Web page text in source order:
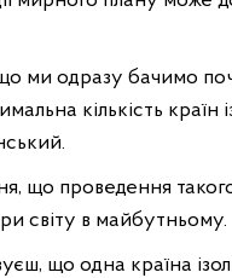
ми одразу бачимо
кількість країн
що проведення
світу в майбутньому.
що одна країна